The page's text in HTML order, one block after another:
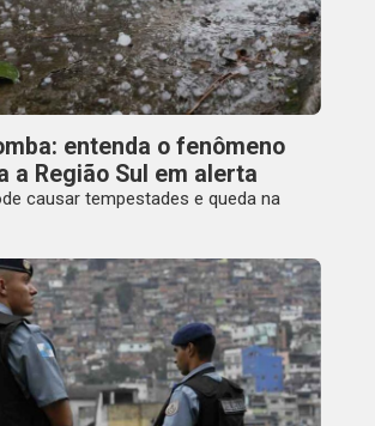
entenda o fenômeno
a Região Sul em alerta
causar tempestades e queda na